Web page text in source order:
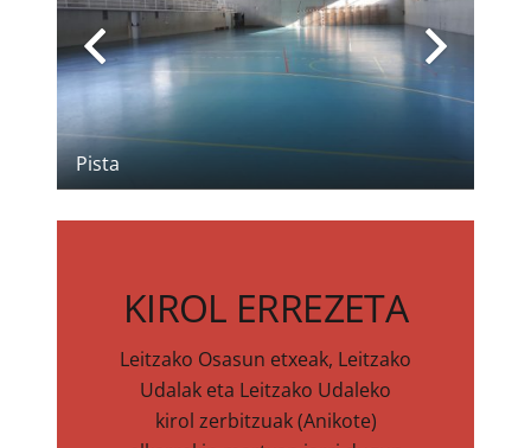
Pista
KIROL ERREZETA
Leitzako Osasun etxeak, Leitzako
Udalak eta Leitzako Udaleko
kirol zerbitzuak (Anikote)
BACK SIDE
CLICK ME